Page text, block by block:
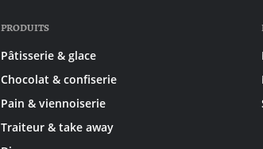
PRODUITS
Pâtisserie & glace
Chocolat & confiserie
Pain & viennoiserie
Traiteur & take away